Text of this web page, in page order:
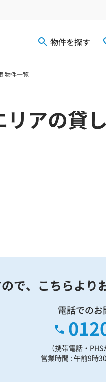
物件を探す
物件一覧
アの貸
で、 こちらより
電話でのお
（携帯電話・
営業時間 : 午前9時